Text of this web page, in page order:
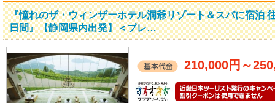
『憧れのザ・ウィンザーホテル洞爺リゾート＆スパに宿泊
日間』【静岡県内出発】＜プレ…
210,000円 ～